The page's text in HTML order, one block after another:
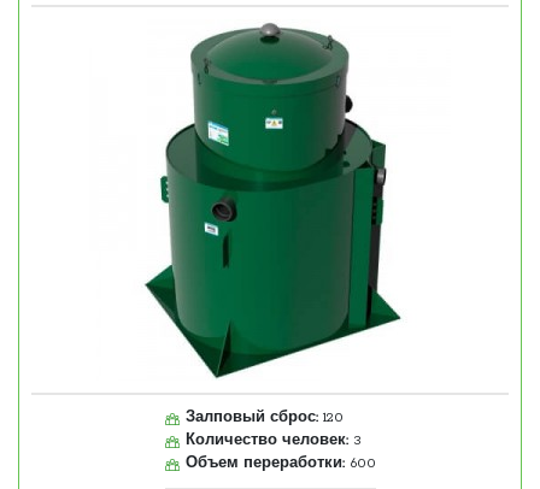
Залповый сброс: 120
Количество человек: 3
Объем переработки: 600